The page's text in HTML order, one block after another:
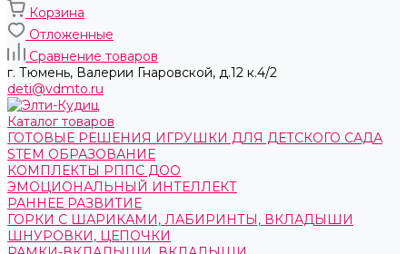
Корзина
Отложенные
Сравнение товаров
г. Тюмень, ​Валерии Гнаровской, д.12 к.4/2
deti@vdmto.ru
Каталог товаров
ГОТОВЫЕ РЕШЕНИЯ ИГРУШКИ ДЛЯ ДЕТСКОГО САДА
STEM ОБРАЗОВАНИЕ
КОМПЛЕКТЫ РППС ДОО
ЭМОЦИОНАЛЬНЫЙ ИНТЕЛЛЕКТ
РАННЕЕ РАЗВИТИЕ
ГОРКИ С ШАРИКАМИ, ЛАБИРИНТЫ, ВКЛАДЫШИ
ШНУРОВКИ, ЦЕПОЧКИ